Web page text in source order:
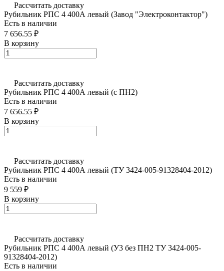
Рассчитать доставку
Рубильник РПС 4 400А левый (Завод "Электроконтактор")
Есть в наличии
7 656.55 ₽
В корзину
Рассчитать доставку
Рубильник РПС 4 400А левый (с ПН2)
Есть в наличии
7 656.55 ₽
В корзину
Рассчитать доставку
Рубильник РПС 4 400А левый (ТУ 3424-005-91328404-2012)
Есть в наличии
9 559 ₽
В корзину
Рассчитать доставку
Рубильник РПС 4 400А левый (У3 без ПН2 ТУ 3424-005-
91328404-2012)
Есть в наличии